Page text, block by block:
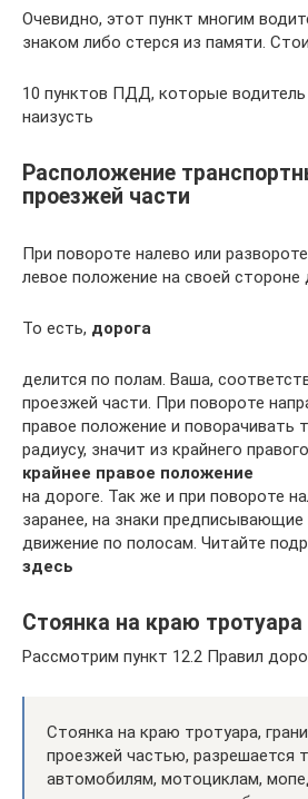
Очевидно, этот пункт многим
знаком либо стерся из памяти.
10 пунктов ПДД, которые
наизусть
Расположение
проезжей части
При повороте налево или
левое положение на своей стороне
То есть, дорога
делится по полам. Ваша,
проезжей части. При повороте
правое положение и поворачивать
радиусу, значит из крайнего
крайнее правое положение
на дороге. Так же и при повороте
заранее, на знаки предписывающие
движение по полосам. Читайте
здесь
Стоянка на краю тротуара
Рассмотрим пункт 12.2 Правил
Стоянка на краю тротуара,
проезжей частью, разрешается
автомобилям, мотоциклам,